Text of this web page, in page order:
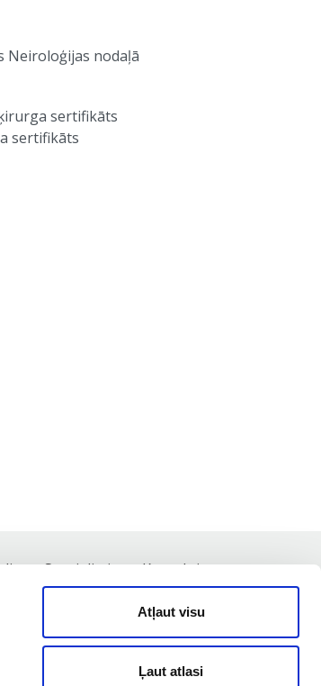
Atļaut visu
Ļaut atlasi
Neiroloģijas nodaļā
sertifikāts
sertifikāts
Speciālisti Kontakti